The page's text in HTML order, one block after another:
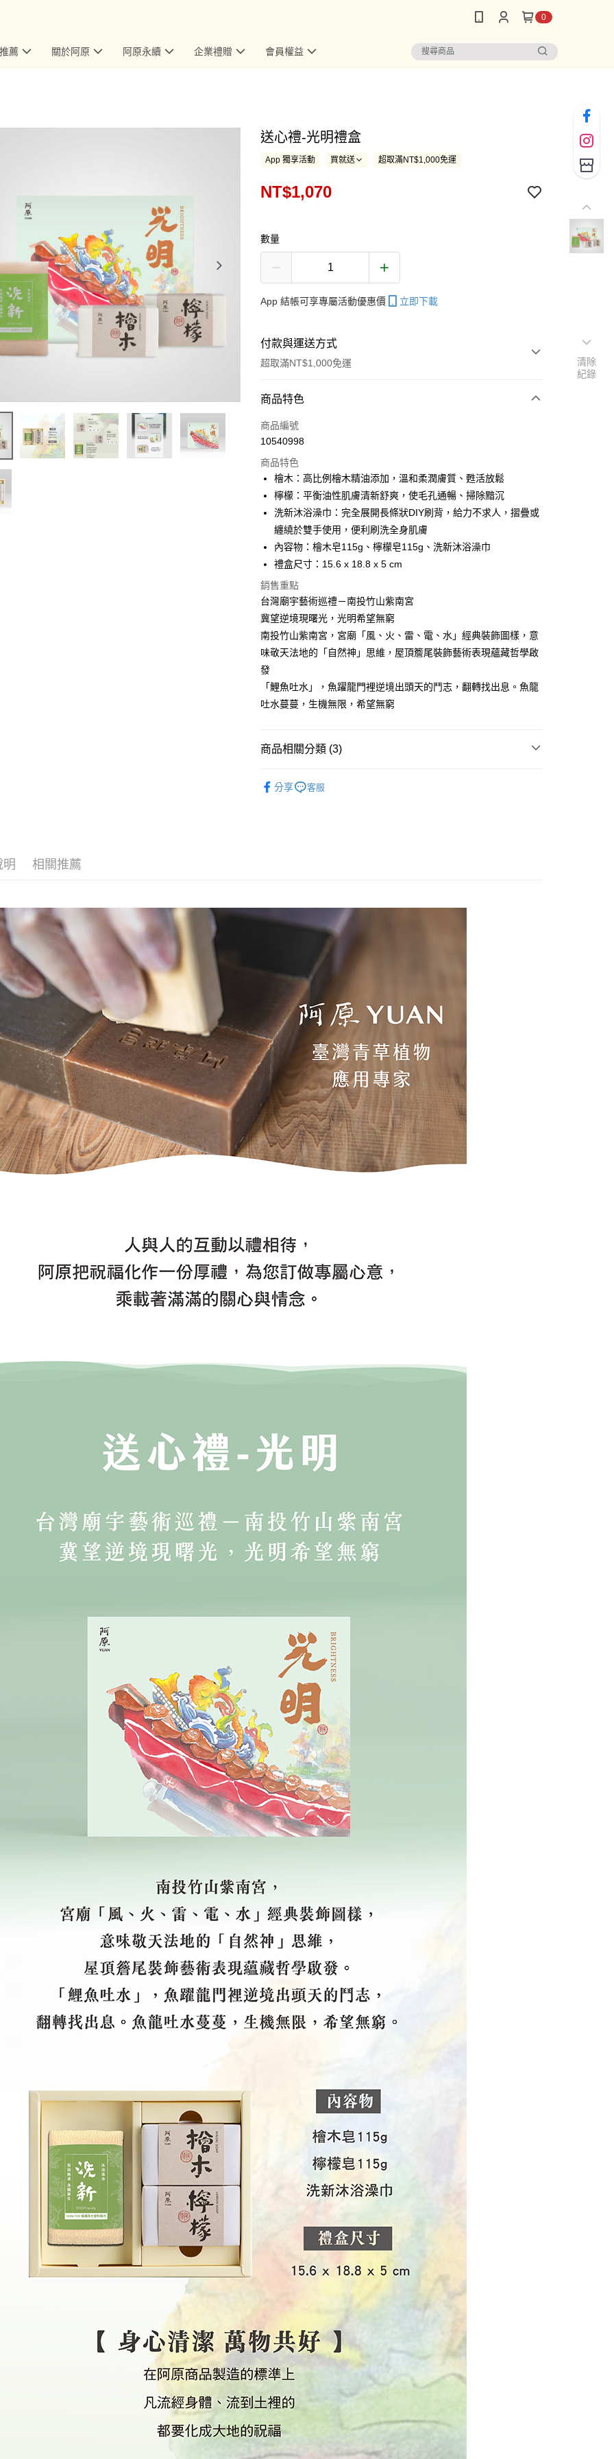
0
薦 關於阿原 阿原永續 企業禮贈 會員權益
送心禮-光明禮盒
App 獨享活動 買就送 超取滿NT$1,000免運
NT$1,070
數量
App 結帳可享專屬活動優惠價 立即下載
付款與運送方式
超取滿NT$1,000免運
付款方式
信用卡一次付款
Apple Pay
街口支付
悠遊付
全盈+PAY
相關說明
【大哥付你分期使用說明】
1.本服務由台灣大哥大提供，台灣大哥大用戶可立即使用無須另外申請。
2.付款方式選擇「大哥付你分期」，訂單成立後會自動跳轉到大哥付的交易
流程，驗證手機門號後，選擇欲分期的期數、繳款截止日，確認付款後即
完成交易。
3.實際核准額度、可分期數及費用金額請依後續交易確認頁面所載為準。
消。如遇「轉專審核」未通過狀況，表示未達大哥付你分期系統評分，恕
無法說明評估內容。
醒簡訊。
2.透過簡訊連結打開帳單後，可選擇「超商條碼／台灣大直營門市／銀行轉
【注意事項】
AFTEE先享後付
相關說明
AFTEE先享後付是「在收到商品之後才付款」的支付方式。 讓您購物簡單
便利好安心！
１．簡單：不需註冊會員、不需綁卡、不需儲值。
２．便利：只要手機號碼，簡訊認證，即可結帳。
３．安心：先確認商品／服務後，再付款。
１．於結帳方式選擇「AFTEE先享後付」後，將跳轉至「AFTEE先享後
付」結帳頁面，進行簡訊認證並確認金額後，即可完成結帳。
３．收到繳費通知簡訊後14天內，點擊此簡訊中的連結，可透過四大超商
／ATM／網路銀行／等多元方式進行付款，方視為交易完成。
交易，需依本服務之必要範圍內提供個人資料，並將交易相關給付款項請
求債權轉讓予恩沛科技股份有限公司。
２．關於個人資料處理事宜，請瀏覽以下網址：
https://aftee.tw/terms/#terms3
３．未成年的使用者請事先徵得法定代理人或監護人之同意方可使用
「AFTEE先享後付」，若未經同意申辦者引起之損失，本公司不負相關責
４．使用「AFTEE先享後付」時，將依據個別帳號之用戶狀況，依本公司
即時審查核予不同之上限額度；若仍有額度不足之情形，本公司將視審查
結果請求用戶進行身份認證。
５．嚴禁一人註冊多個帳號或使用他人資訊註冊。若發現惡意使用之情
形，恩沛科技股份有限公司將有權停止該用戶之使用額度並採取法律行
動。
ATM付款
運送方式
每筆NT$100，滿NT$1,000(含以上)免運費
每筆NT$999
每筆NT$280，滿NT$3,000(含以上)免運費
商品特色
商品編號
10540998
商品特色
檜木：高比例檜木精油添加，溫和柔潤膚質、甦活放鬆
檸檬：平衡油性肌膚清新舒爽，使毛孔通暢、掃除黯沉
洗新沐浴澡巾：完全展開長條狀DIY刷背，給力不求人，摺疊或
纏繞於雙手使用，便利刷洗全身肌膚
內容物：檜木皂115g、檸檬皂115g、洗新沐浴澡巾
禮盒尺寸：15.6 x 18.8 x 5 cm
銷售重點
台灣廟宇藝術巡禮－南投竹山紫南宮
冀望逆境現曙光，光明希望無窮
南投竹山紫南宮，宮廟「風、火、雷、電、水」經典裝飾圖樣，意
味敬天法地的「自然神」思維，屋頂簷尾裝飾藝術表現蘊藏哲學啟
發
「鯉魚吐水」，魚躍龍門裡逆境出頭天的鬥志，翻轉找出息。魚龍
吐水蔓蔓，生機無限，希望無窮
商品相關分類 (3)
分享 客服
明 相關推薦
清除
紀錄